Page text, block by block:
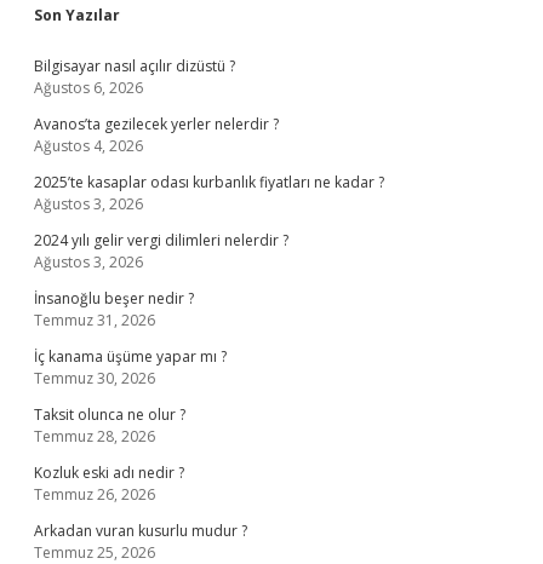
Sidebar
Son Yazılar
Bilgisayar nasıl açılır dizüstü ?
Ağustos 6, 2026
Avanos’ta gezilecek yerler nelerdir ?
Ağustos 4, 2026
2025’te kasaplar odası kurbanlık fiyatları ne kadar ?
Ağustos 3, 2026
2024 yılı gelir vergi dilimleri nelerdir ?
Ağustos 3, 2026
İnsanoğlu beşer nedir ?
Temmuz 31, 2026
İç kanama üşüme yapar mı ?
Temmuz 30, 2026
Taksit olunca ne olur ?
Temmuz 28, 2026
Kozluk eski adı nedir ?
Temmuz 26, 2026
Arkadan vuran kusurlu mudur ?
Temmuz 25, 2026